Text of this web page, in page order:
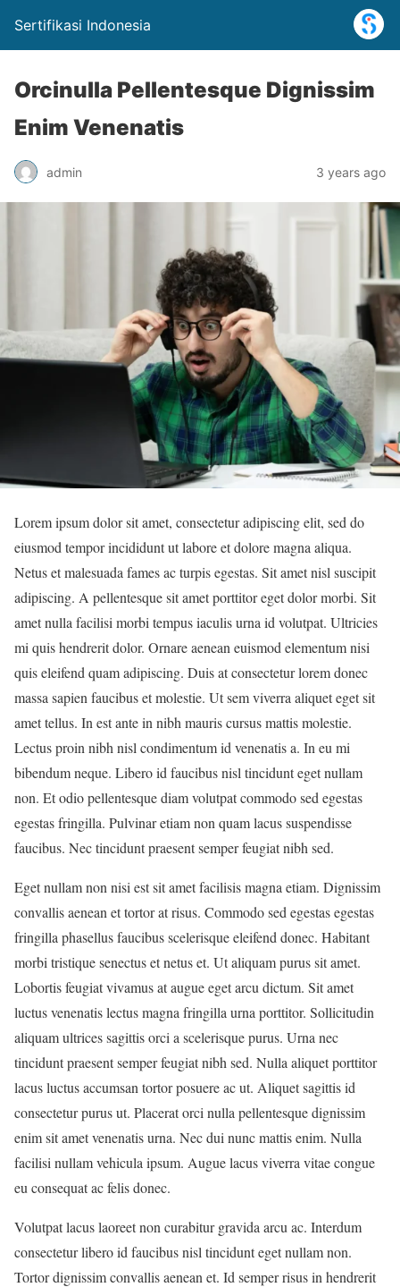
Sertifikasi Indonesia
Orcinulla Pellentesque Dignissim
Enim Venenatis
admin 3 years ago
Lorem ipsum dolor sit amet, consectetur adipiscing elit, sed do
eiusmod tempor incididunt ut labore et dolore magna aliqua.
Netus et malesuada fames ac turpis egestas. Sit amet nisl suscipit
adipiscing. A pellentesque sit amet porttitor eget dolor morbi. Sit
amet nulla facilisi morbi tempus iaculis urna id volutpat. Ultricies
mi quis hendrerit dolor. Ornare aenean euismod elementum nisi
quis eleifend quam adipiscing. Duis at consectetur lorem donec
massa sapien faucibus et molestie. Ut sem viverra aliquet eget sit
amet tellus. In est ante in nibh mauris cursus mattis molestie.
Lectus proin nibh nisl condimentum id venenatis a. In eu mi
bibendum neque. Libero id faucibus nisl tincidunt eget nullam
non. Et odio pellentesque diam volutpat commodo sed egestas
egestas fringilla. Pulvinar etiam non quam lacus suspendisse
faucibus. Nec tincidunt praesent semper feugiat nibh sed.
Eget nullam non nisi est sit amet facilisis magna etiam. Dignissim
convallis aenean et tortor at risus. Commodo sed egestas egestas
fringilla phasellus faucibus scelerisque eleifend donec. Habitant
morbi tristique senectus et netus et. Ut aliquam purus sit amet.
Lobortis feugiat vivamus at augue eget arcu dictum. Sit amet
luctus venenatis lectus magna fringilla urna porttitor. Sollicitudin
aliquam ultrices sagittis orci a scelerisque purus. Urna nec
tincidunt praesent semper feugiat nibh sed. Nulla aliquet porttitor
lacus luctus accumsan tortor posuere ac ut. Aliquet sagittis id
consectetur purus ut. Placerat orci nulla pellentesque dignissim
enim sit amet venenatis urna. Nec dui nunc mattis enim. Nulla
facilisi nullam vehicula ipsum. Augue lacus viverra vitae congue
eu consequat ac felis donec.
Volutpat lacus laoreet non curabitur gravida arcu ac. Interdum
consectetur libero id faucibus nisl tincidunt eget nullam non.
Tortor dignissim convallis aenean et. Id semper risus in hendrerit